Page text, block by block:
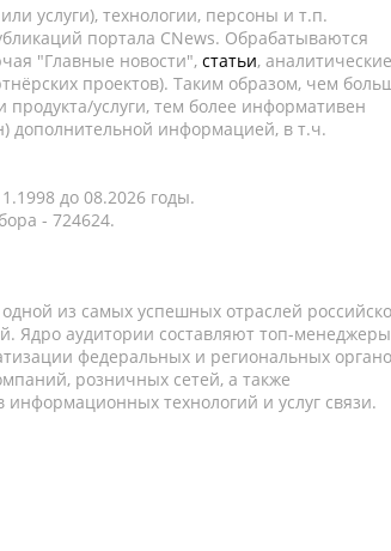
услуги), технологии, персоны и т.п.
портала CNews. Обрабатываются
"Главные новости", статьи, аналитические
проектов). Таким образом, чем
услуги, тем более информативен
дополнительной информацией, в т.ч.
до 08.2026 годы.
- 724624.
из самых успешных отраслей
Ядро аудитории составляют топ-
федеральных и региональных
розничных сетей, а также
технологий и услуг связи.